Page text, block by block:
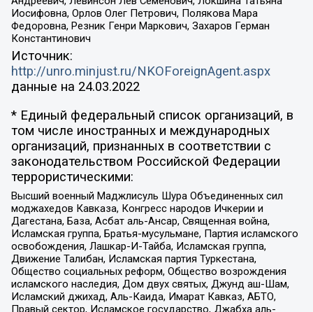
Иосифовна, Орлов Олег Петрович, Полякова Мара
Федоровна, Резник Генри Маркович, Захаров Герман
Константинович
Источник:
http://unro.minjust.ru/NKOForeignAgent.aspx
данные на 24.03.2022
* Единый федеральный список организаций, в
том числе иностранных и международных
организаций, признанных в соответствии с
законодательством Российской Федерации
террористическими:
Высший военный Маджлисуль Шура Объединенных сил
моджахедов Кавказа, Конгресс народов Ичкерии и
Дагестана, База, Асбат аль-Ансар, Священная война,
Исламская группа, Братья-мусульмане, Партия исламского
освобождения, Лашкар-И-Тайба, Исламская группа,
Движение Талибан, Исламская партия Туркестана,
Общество социальных реформ, Общество возрождения
исламского наследия, Дом двух святых, Джунд аш-Шам,
Исламский джихад, Аль-Каида, Имарат Кавказ, АБТО,
Правый сектор, Исламское государство, Джабха аль-